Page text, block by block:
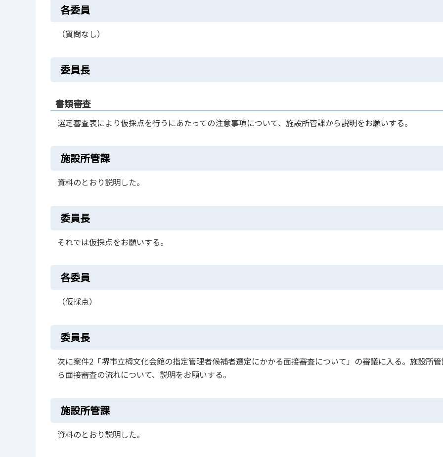
各委員
（質問なし）
委員長
書類審査
選定審査表により仮採点を行うにあたっての注意事項について、施設所管課から説明をお願いする。
施設所管課
資料のとおり説明した。
委員長
それでは仮採点をお願いする。
各委員
（仮採点）
委員長
次に案件2「堺市立栂文化会館の指定管理者候補者選定にかかる面接審査について」の審議に入る。施設所
ら面接審査の流れについて、説明をお願いする。
施設所管課
資料のとおり説明した。